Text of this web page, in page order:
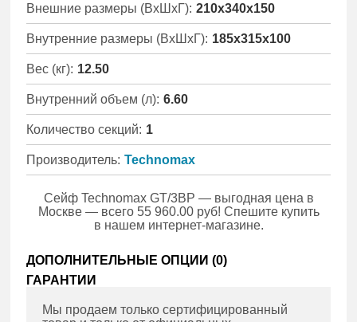
Внешние размеры (ВхШхГ): 210x340x150
Внутренние размеры (ВхШхГ): 185x315x100
Вес (кг): 12.50
Внутренний объем (л): 6.60
Количество секций: 1
Производитель: Technomax
Сейф Technomax GT/3BP — выгодная цена в
Москве — всего 55 960.00 руб! Спешите купить
в нашем интернет-магазине.
ДОПОЛНИТЕЛЬНЫЕ ОПЦИИ (0)
ГАРАНТИИ
Мы продаем только сертифицированный